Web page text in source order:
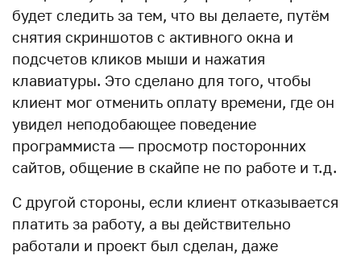
будет следить за тем, что вы делаете, путём
снятия скриншотов с активного окна и
подсчетов кликов мыши и нажатия
клавиатуры. Это сделано для того, чтобы
клиент мог отменить оплату времени, где он
увидел неподобающее поведение
программиста — просмотр посторонних
сайтов, общение в скайпе не по работе и т.д.
С другой стороны, если клиент отказывается
платить за работу, а вы действительно
работали и проект был сделан, даже